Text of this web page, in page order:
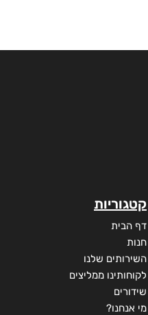
קטגוריות
דף הבית
חנות
השירותים שלנו
לקוחותינו ממליצים
שידורים
מי אנחנו?